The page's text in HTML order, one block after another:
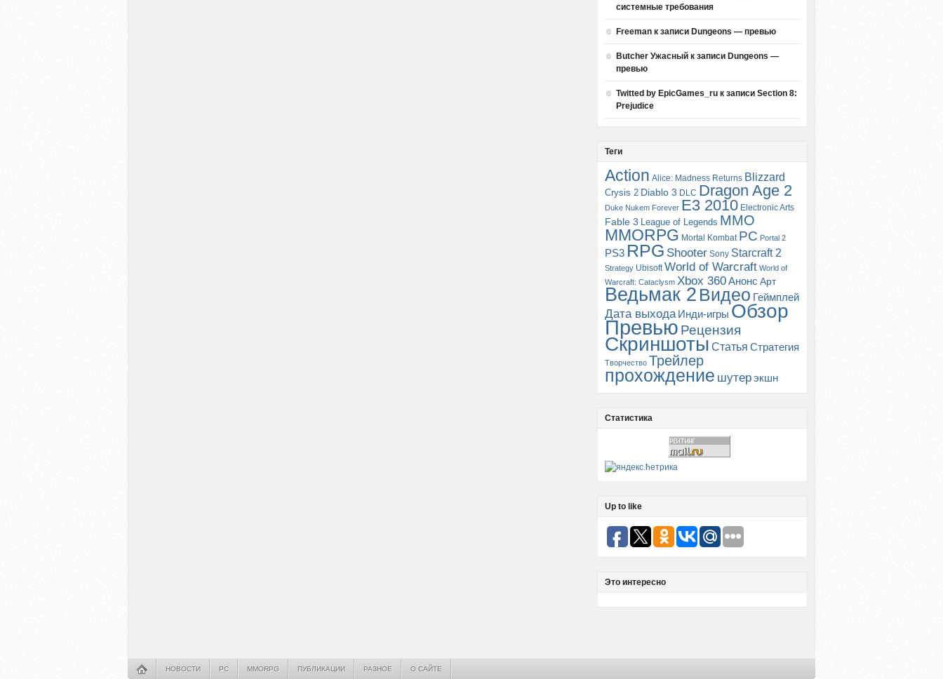
системные требования
Freeman к записи Dungeons — превью
Butcher Ужасный к записи Dungeons —
превью
Twitted by EpicGames_ru к записи Section 8:
Prejudice
Теги
Action Alice: Madness Returns Blizzard
Crysis 2 Diablo 3 DLC Dragon Age 2
Duke Nukem Forever E3 2010 Electronic Arts
Fable 3 League of Legends MMO
MMORPG Mortal Kombat PC Portal 2
PS3 RPG Shooter Sony Starcraft 2
Strategy Ubisoft World of Warcraft World of
Warcraft: Cataclysm Xbox 360Анонс Арт
Ведьмак 2 Видео Геймплей
Дата выхода Инди-игры Обзор
Превью Рецензия
Скриншоты Статья Стратегия
Творчество Трейлер
прохождение шутерэкшн
Статистика
Up to like
Это интересно
НОВОСТИ PC MMORPG ПУБЛИКАЦИИ РАЗНОЕ О САЙТЕ